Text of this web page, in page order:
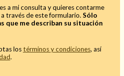
a mi consulta y quieres contarme
través de este formulario.Sólo
que me describan su situación
lostérminos y condiciones, así
.